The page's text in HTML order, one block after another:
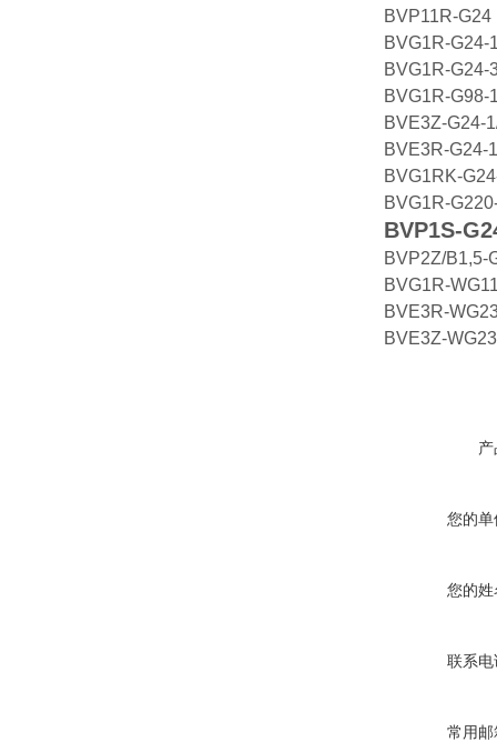
BVP11R-G24
BVG1R-G24-
BVG1R-G24-
BVG1R-G98-
BVE3Z-G24-
BVE3R-G24-
BVG1RK-
BVG1R-
BVP1S-
BVP2Z/B1,5-
BVG1R-
BVE3R-
BVE3Z-
您的
您的
联系
常用